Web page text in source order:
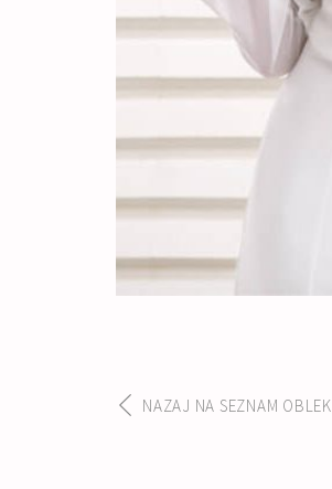
NAZAJ NA SEZNAM OBLEK